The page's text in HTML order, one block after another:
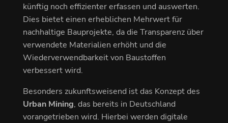
künftig noch effizienter erfassen und auswerten.
Dies bietet einen erheblichen Mehrwert für
nachhaltige Bauprojekte, da die Transparenz über
verwendete Materialien erhöht und die
Wiederverwendbarkeit von Baustoffen
verbessert wird.
Besonders zukunftsweisend ist das Konzept des
Urban Mining, das bereits in Deutschland
vorangetrieben wird. Hierbei werden digitale